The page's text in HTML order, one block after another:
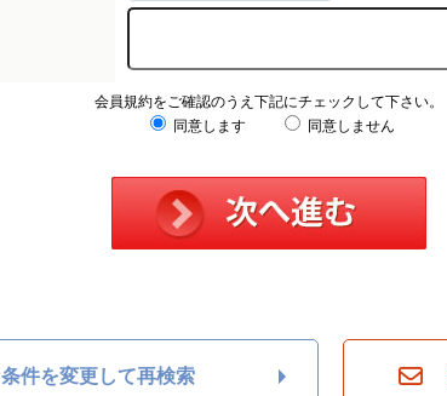
会員規約をご確認のうえ下記にチェックして下さい。
同意します
同意しません
条件を変更して再検索